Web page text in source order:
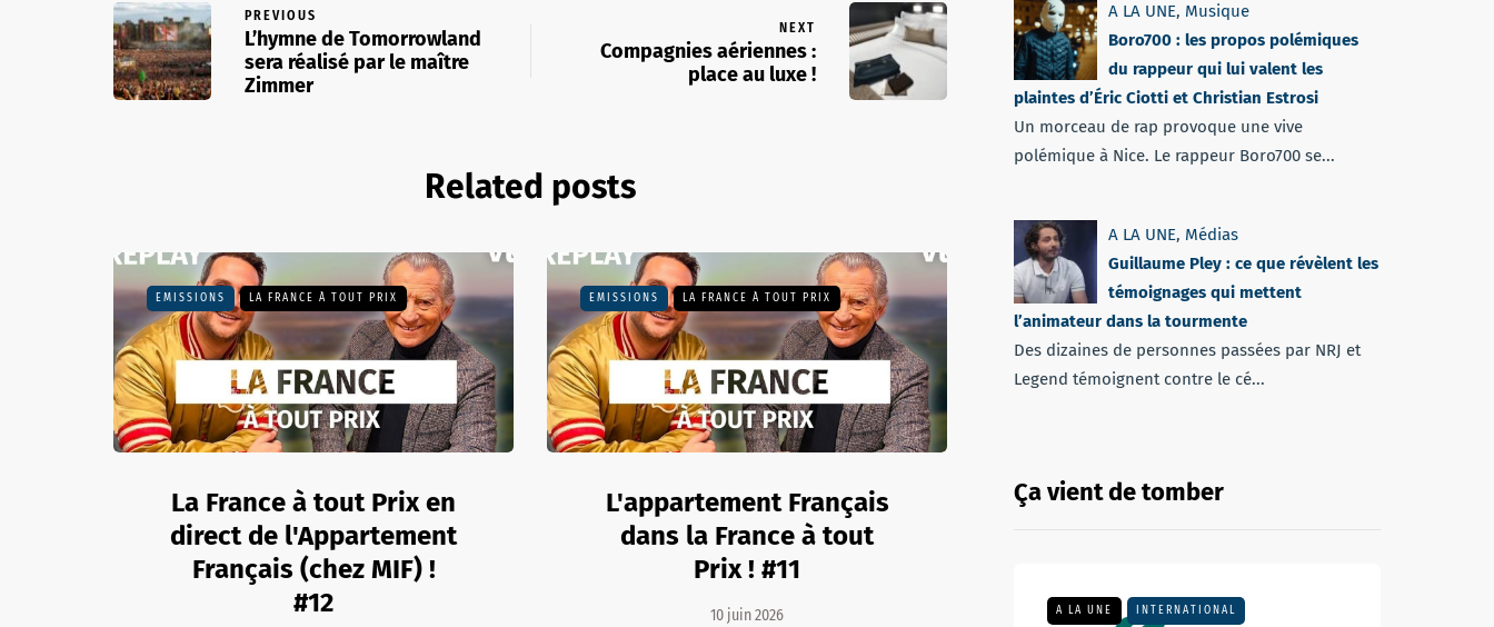
PREVIOUS
L’hymne de Tomorrowland
sera réalisé par le maître
Zimmer
NEXT
Compagnies aériennes :
place au luxe !
Related posts
EMISSIONS LA FRANCE À TOUT PRIX
La France à tout Prix en
direct de l'Appartement
Français (chez MIF) !
#12
EMISSIONS LA FRANCE À TOUT PRIX
L'appartement Français
dans la France à tout
Prix ! #11
10 juin 2026
A LA UNE, Musique
Boro700 : les propos polémiques
du rappeur qui lui valent les
plaintes d’Éric Ciotti et Christian Estrosi
Un morceau de rap provoque une vive
polémique à Nice. Le rappeur Boro700 se...
A LA UNE, Médias
Guillaume Pley : ce que révèlent les
témoignages qui mettent
l’animateur dans la tourmente
Des dizaines de personnes passées par NRJ et
Legend témoignent contre le cé...
Ça vient de tomber
A LA UNE INTERNATIONAL